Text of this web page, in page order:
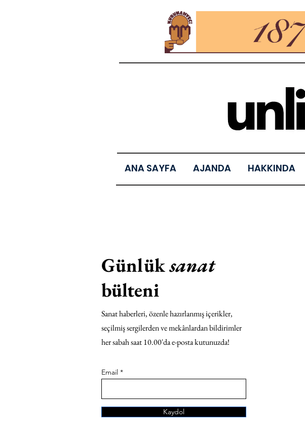
ANA SAYFA AJANDA HAKKINDA
Günlüksanat
bülteni
Sanat haberleri, özenle hazırlanmış içerikler,
seçilmiş sergilerden ve mekânlardan bildirimler
her sabah saat 10.00'da e-posta kutunuzda!
Email
Kaydol